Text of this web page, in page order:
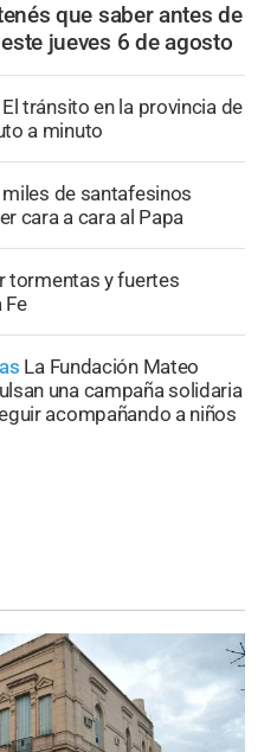
que saber antes de
jueves 6 de agosto
El tránsito en la provincia de
a minuto
miles de santafesinos
cara a cara al Papa
tormentas y fuertes
Fe
La Fundación Mateo
una campaña solidaria
acompañando a niños